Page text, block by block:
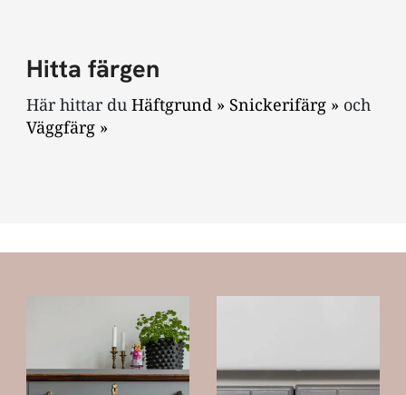
Hitta färgen
Här hittar du Häftgrund » Snickerifärg » och
Väggfärg »